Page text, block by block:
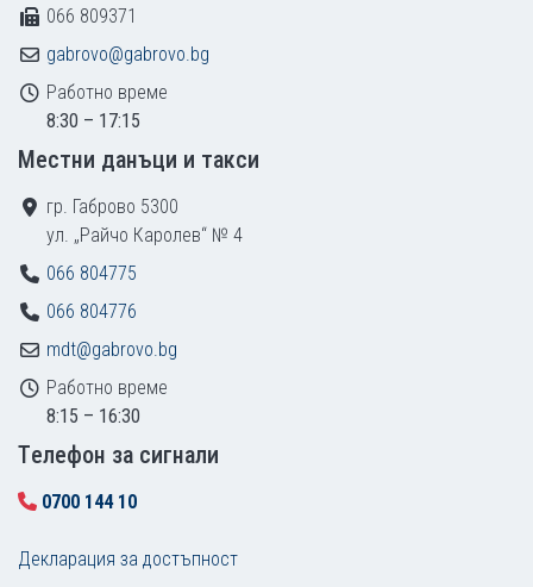
066 809371
gabrovo@gabrovo.bg
Работно време
8:30 – 17:15
Местни данъци и такси
гр. Габрово 5300
ул. „Райчо Каролев“ № 4
066 804775
066 804776
mdt@gabrovo.bg
Работно време
8:15 – 16:30
Tелефон за сигнали
0700 144 10
Декларация за достъпност